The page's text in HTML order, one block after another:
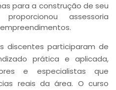
para a construção de seu
assessoria
discentes participaram de
prática e aplicada,
e especialistas que
reais da área. O curso